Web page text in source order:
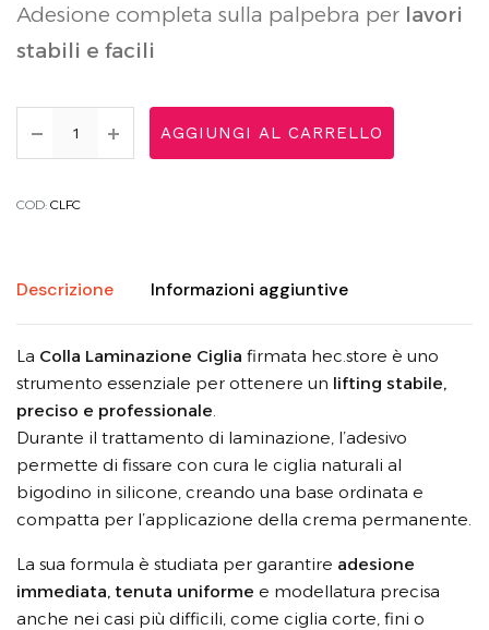
Adesione completa sulla palpebra per lavori
stabili e facili
AGGIUNGI AL CARRELLO
COD: CLFC
Descrizione Informazioni aggiuntive
La Colla Laminazione Ciglia firmata hec.store è uno
strumento essenziale per ottenere un lifting stabile,
preciso e professionale.
Durante il trattamento di laminazione, l’adesivo
permette di fissare con cura le ciglia naturali al
bigodino in silicone, creando una base ordinata e
compatta per l’applicazione della crema permanente.
La sua formula è studiata per garantire adesione
immediata, tenuta uniforme e modellatura precisa
anche nei casi più difficili, come ciglia corte, fini o